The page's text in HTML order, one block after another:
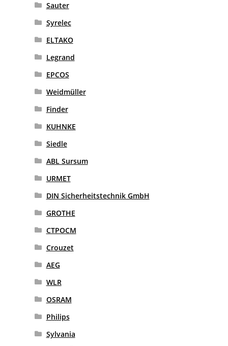
Sauter
Syrelec
ELTAKO
Legrand
EPCOS
Weidmüller
Finder
KUHNKE
Siedle
ABL Sursum
URMET
DIN Sicherheitstechnik GmbH
GROTHE
CTPOCM
Crouzet
AEG
WLR
OSRAM
Philips
Sylvania